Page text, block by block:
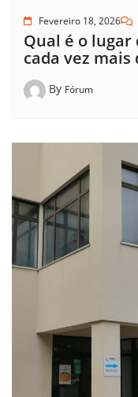
Fevereiro 18, 2026
Qual é o
cada vez mais
By Fórum